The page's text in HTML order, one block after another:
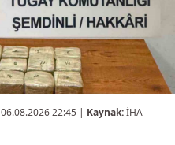
06.08.2026 22:45 | Kaynak:İHA